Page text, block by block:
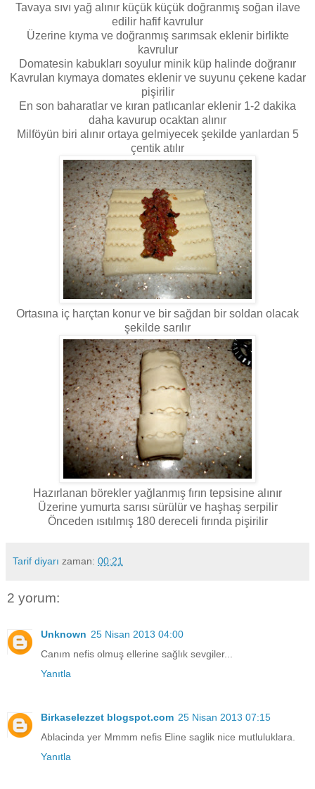
Tavaya sıvı yağ alınır küçük küçük doğranmış soğan ilave
edilir hafif kavrulur
Üzerine kıyma ve doğranmış sarımsak eklenir birlikte
kavrulur
Domatesin kabukları soyulur minik küp halinde doğranır
Kavrulan kıymaya domates eklenir ve suyunu çekene kadar
pişirilir
En son baharatlar ve kıran patlıcanlar eklenir 1-2 dakika
daha kavurup ocaktan alınır
Milföyün biri alınır ortaya gelmiyecek şekilde yanlardan 5
çentik atılır
Ortasına iç harçtan konur ve bir sağdan bir soldan olacak
şekilde sarılır
Hazırlanan börekler yağlanmış fırın tepsisine alınır
Üzerine yumurta sarısı sürülür ve haşhaş serpilir
Önceden ısıtılmış 180 dereceli fırında pişirilir
Tarif diyarı zaman: 00:21
2 yorum:
Unknown 25 Nisan 2013 04:00
Canım nefis olmuş ellerine sağlık sevgiler...
Yanıtla
Birkaselezzet blogspot.com 25 Nisan 2013 07:15
Ablacinda yer Mmmm nefis Eline saglik nice mutluluklara.
Yanıtla